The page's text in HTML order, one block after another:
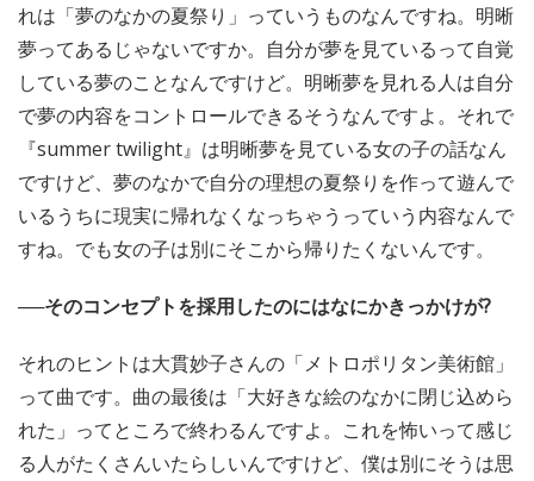
れは「夢のなかの夏祭り」っていうものなんですね。明晰
夢ってあるじゃないですか。自分が夢を見ているって自覚
している夢のことなんですけど。明晰夢を見れる人は自分
で夢の内容をコントロールできるそうなんですよ。それで
『summer twilight』は明晰夢を見ている女の子の話なん
ですけど、夢のなかで自分の理想の夏祭りを作って遊んで
いるうちに現実に帰れなくなっちゃうっていう内容なんで
すね。でも女の子は別にそこから帰りたくないんです。
──そのコンセプトを採用したのにはなにかきっかけが?
それのヒントは大貫妙子さんの「メトロポリタン美術館」
って曲です。曲の最後は「大好きな絵のなかに閉じ込めら
れた」ってところで終わるんですよ。これを怖いって感じ
る人がたくさんいたらしいんですけど、僕は別にそうは思